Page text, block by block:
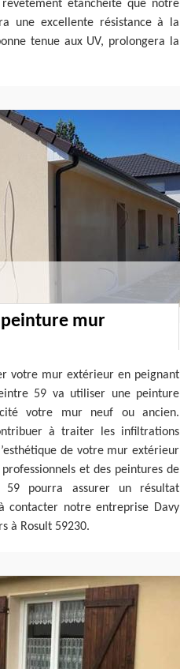
étanchéité que notre
une excellente résistance à la
tenue aux UV, prolongera la
peinture mur
votre mur extérieur en peignant
59 va utiliser une peinture
votre mur neuf ou ancien.
à traiter les infiltrations
de votre mur extérieur
et des peintures de
59 pourra assurer un résultat
contacter notre entreprise Davy
à Rosult 59230.